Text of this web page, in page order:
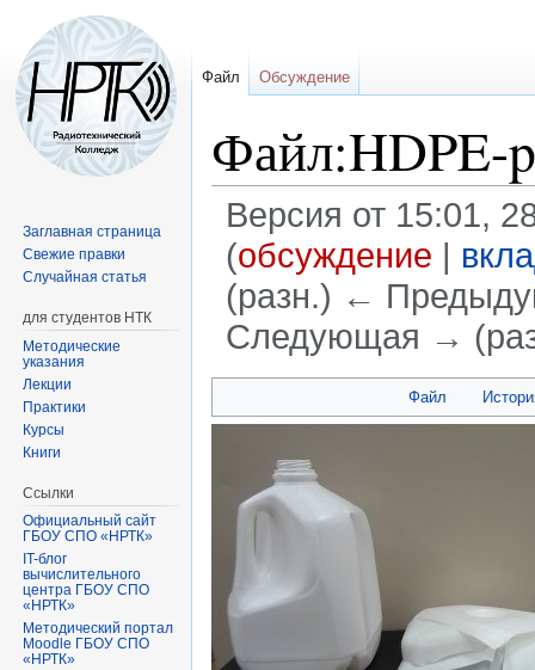
Файл:HDPE-
Версия от 15:01,
(обсуждение |
(разн.) ←
Следующая →
к
к
Файл
Файл Обсуждение
Заглавная страница
Свежие правки
Случайная статья
для студентов НТК
Методические
указания
Лекции
Практики
Курсы
Книги
Ссылки
Официальный сайт
ГБОУ СПО «НРТК»
IT-блог
вычислительного
центра ГБОУ СПО
«НРТК»
Методический портал
Moodle ГБОУ СПО
«НРТК»